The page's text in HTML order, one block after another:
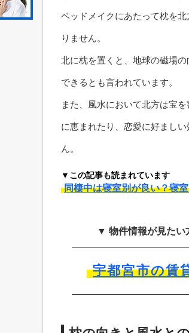
ベッドメイクにあたって枕を
りません。
北に枕を置くと、地球の磁場
できるとも言われています。
また、風水において北方は宝
に恵まれたり、恋愛に好まし
ん。
▼この記事も読まれています
同棲中は寝室別が良い？寝
▼ 物件情報が見たい
宇都宮市の賃